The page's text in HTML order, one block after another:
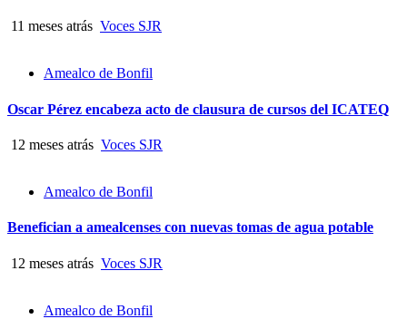
11 meses atrás Voces SJR
Amealco de Bonfil
Oscar Pérez encabeza acto de clausura de cursos del ICATEQ
12 meses atrás Voces SJR
Amealco de Bonfil
Benefician a amealcenses con nuevas tomas de agua potable
12 meses atrás Voces SJR
Amealco de Bonfil